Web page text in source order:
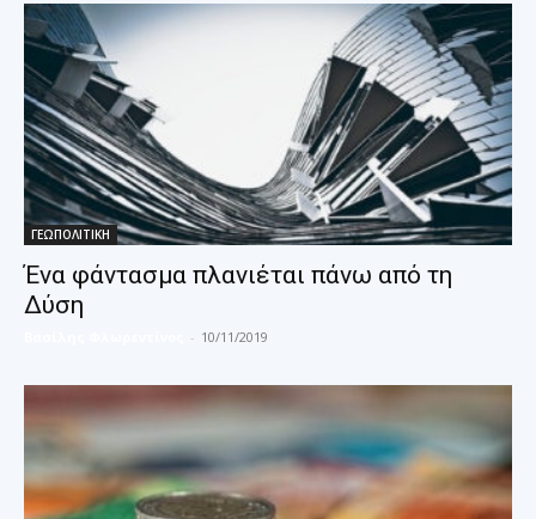
ΓΕΩΠΟΛΙΤΙΚΗ
Ένα φάντασμα πλανιέται πάνω από τη
Δύση
- 10/11/2019